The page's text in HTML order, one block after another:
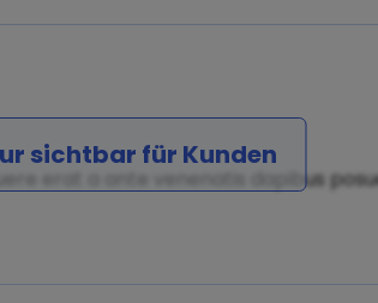
erat a ante venenatis dapibus
sichtbar für Kunden